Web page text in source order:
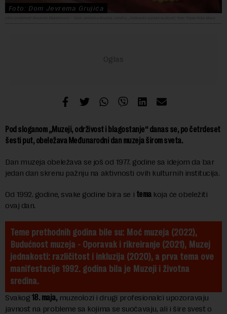
Foto: Dom Jevrema Grujića
Pod sloganom „Muzeji, održivost i blagostanje“ danas se, po četrdeset
šesti put, obeležava Međunarodni dan muzeja širom sveta.
Dan muzeja obeležava se još od 1977. godine sa idejom da bar
jedan dan skrenu pažnju na aktivnosti ovih kulturnih institucija.
Od 1992. godine, svake godine bira se i temakoja će obeležiti
ovaj dan.
Teme prethodnih godina bile su: Moć muzeja (2022),
Budućnost muzeja - Oporavak i rikreiranje (2021), Muzej
jednakosti: različitost i inkluzija (2020), a prva tema ove
manifestacije 1992. godina bila je Muzeji i životna
sredina.
Svakog 18. maja, muzeolozi i drugi profesionalci upozoravaju
javnost na probleme sa kojima se suočavaju, ali i šire svest o